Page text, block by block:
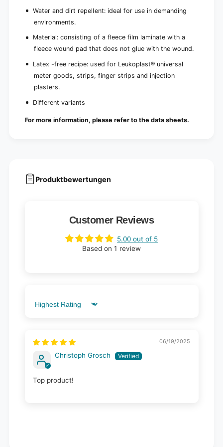
Water and dirt repellent: ideal for use in demanding
environments.
Material: consisting of a fleece film laminate with a
fleece wound pad that does not glue with the wound.
Latex -free recipe: used for Leukoplast® universal
meter goods, strips, finger strips and injection
plasters.
Different variants
For more information, please refer to the data sheets.
Produktbewertungen
Customer Reviews
5.00 out of 5
Based on 1 review
Sort by
06/19/2025
Christoph Grosch
Top product!